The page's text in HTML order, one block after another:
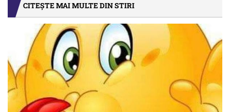
CITEȘTE MAI MULTE DIN STIRI